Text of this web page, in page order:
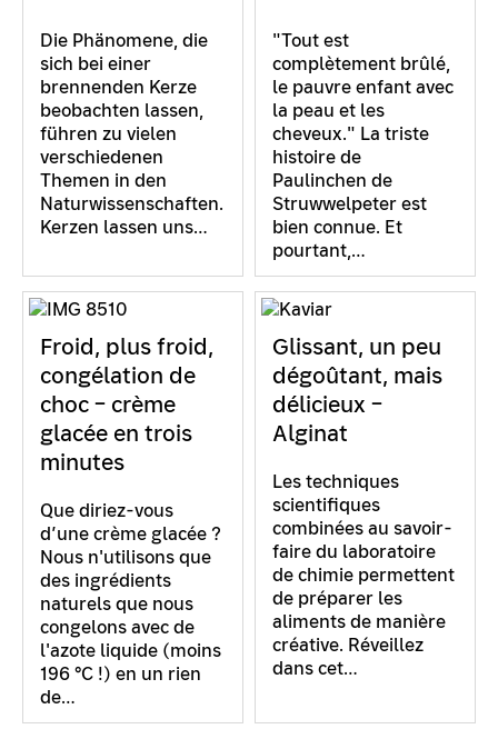
Die Phänomene, die
sich bei einer
brennenden Kerze
beobachten lassen,
führen zu vielen
verschiedenen
Themen in den
Naturwissenschaften.
Kerzen lassen uns…
"Tout est
complètement brûlé,
le pauvre enfant avec
la peau et les
cheveux." La triste
histoire de
Paulinchen de
Struwwelpeter est
bien connue. Et
pourtant,…
Froid, plus froid,
congélation de
choc – crème
glacée en trois
minutes
Que diriez-vous
d’une crème glacée ?
Nous n'utilisons que
des ingrédients
naturels que nous
congelons avec de
l'azote liquide (moins
196 °C !) en un rien
de…
Glissant, un peu
dégoûtant, mais
délicieux –
Alginat
Les techniques
scientifiques
combinées au savoir-
faire du laboratoire
de chimie permettent
de préparer les
aliments de manière
créative. Réveillez
dans cet…